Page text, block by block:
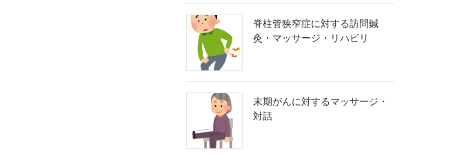
脊柱管狭窄症に対する訪問鍼
灸・マッサージ・リハビリ
末期がんに対するマッサージ・
対話